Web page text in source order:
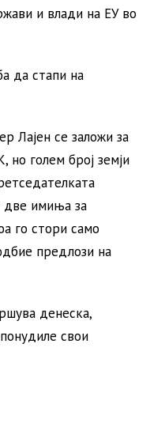
и влади на ЕУ во
да стапи на
Лајен се заложи за
но голем број земји
две имиња за
го стори само
предлози на
денеска,
свои